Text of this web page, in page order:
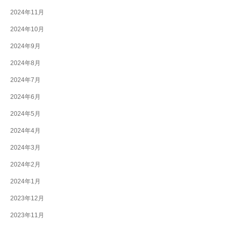
2024年11月
2024年10月
2024年9月
2024年8月
2024年7月
2024年6月
2024年5月
2024年4月
2024年3月
2024年2月
2024年1月
2023年12月
2023年11月